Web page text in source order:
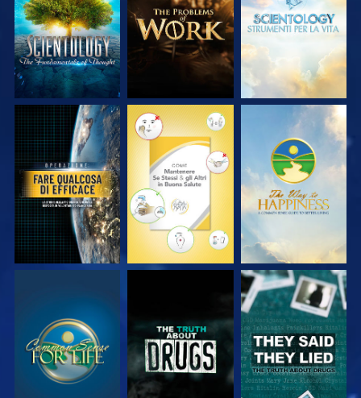
SERIE
SERIE
SERIE
GUARDA GUARDA GUARDA
GUARDA GUARDA GUARDA